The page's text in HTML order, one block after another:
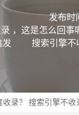
发布时
，这是怎么回
发 搜索引擎不收
收录？ 搜索引擎不